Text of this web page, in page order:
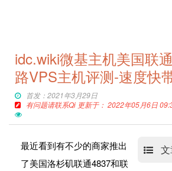
idc.wiki微基主机美国联
路VPS主机评测-速度快
首发：2021年3月29日
有问题请联系Qi 更新于： 2022年05月6日
最近看到有不少的商家推出
了美国洛杉矶联通4837和联